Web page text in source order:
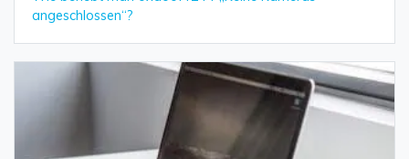
angeschlossen“?